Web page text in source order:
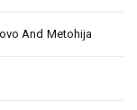
And Metohija